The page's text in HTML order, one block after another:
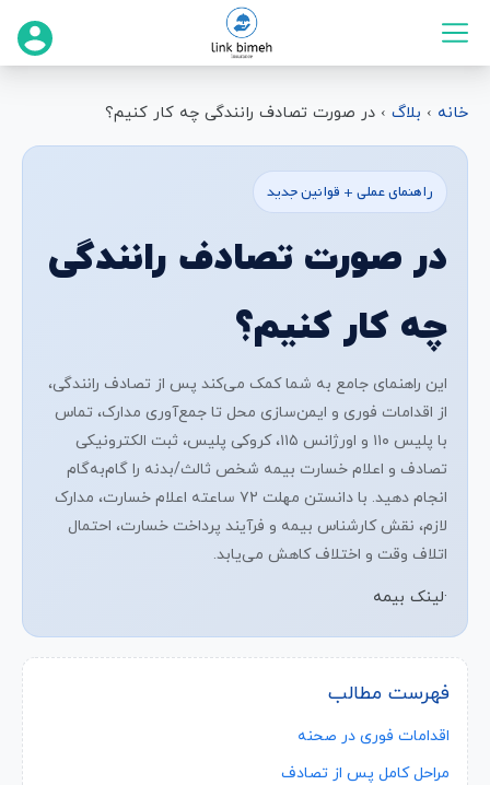
خانه › بلاگ › در صورت تصادف رانندگی چه کار کنیم؟
راهنمای عملی + قوانین جدید
در صورت تصادف رانندگی
چه کار کنیم؟
این راهنمای جامع به شما کمک می‌کند پس از تصادف رانندگی،
از اقدامات فوری و ایمن‌سازی محل تا جمع‌آوری مدارک، تماس
با پلیس ۱۱۰ و اورژانس ۱۱۵، کروکی پلیس، ثبت الکترونیکی
تصادف و اعلام خسارت بیمه شخص ثالث/بدنه را گام‌به‌گام
انجام دهید. با دانستن مهلت ۷۲ ساعته اعلام خسارت، مدارک
لازم، نقش کارشناس بیمه و فرآیند پرداخت خسارت، احتمال
اتلاف وقت و اختلاف کاهش می‌یابد.
·لینک بیمه
فهرست مطالب
اقدامات فوری در صحنه
مراحل کامل پس از تصادف